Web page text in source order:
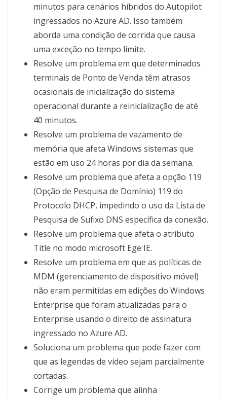
minutos para cenários híbridos do Autopilot
ingressados no Azure AD. Isso também
aborda uma condição de corrida que causa
uma exceção no tempo limite.
Resolve um problema em que determinados
terminais de Ponto de Venda têm atrasos
ocasionais de inicialização do sistema
operacional durante a reinicialização de até
40 minutos.
Resolve um problema de vazamento de
memória que afeta Windows sistemas que
estão em uso 24 horas por dia da semana.
Resolve um problema que afeta a opção 119
(Opção de Pesquisa de Domínio) 119 do
Protocolo DHCP, impedindo o uso da Lista de
Pesquisa de Sufixo DNS específica da conexão.
Resolve um problema que afeta o atributo
Title no modo microsoft Ege IE.
Resolve um problema em que as políticas de
MDM (gerenciamento de dispositivo móvel)
não eram permitidas em edições do Windows
Enterprise que foram atualizadas para o
Enterprise usando o direito de assinatura
ingressado no Azure AD.
Soluciona um problema que pode fazer com
que as legendas de vídeo sejam parcialmente
cortadas.
Corrige um problema que alinha